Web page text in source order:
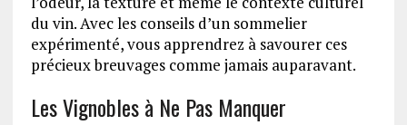
du vin. Avec les conseils d’un sommelier
expérimenté, vous apprendrez à savourer ces
précieux breuvages comme jamais auparavant.
Les Vignobles à Ne Pas Manquer